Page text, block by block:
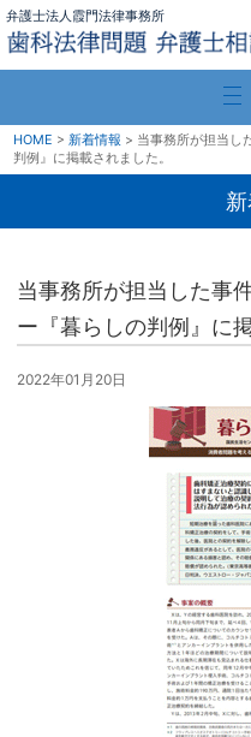
弁護士法人霞門法律事務所
HOME 新着情報
当事務所が担当し
判例』に掲載されました。
当事務所が担当した事
ー『暮らしの判例』に
2022年01月20日